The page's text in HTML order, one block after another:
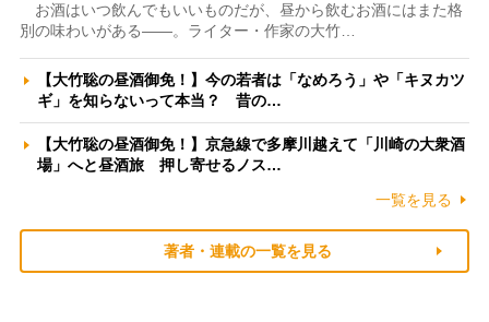
お酒はいつ飲んでもいいものだが、昼から飲むお酒にはまた格
別の味わいがある――。ライター・作家の大竹…
【大竹聡の昼酒御免！】今の若者は「なめろう」や「キヌカツ
ギ」を知らないって本当？ 昔の…
【大竹聡の昼酒御免！】京急線で多摩川越えて「川崎の大衆酒
場」へと昼酒旅 押し寄せるノス…
一覧を見る
著者・連載の一覧を見る